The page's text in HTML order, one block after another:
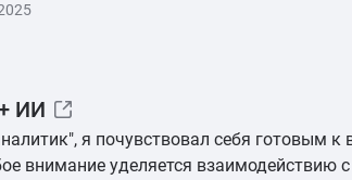
ИИ
я почувствовал себя
внимание уделяется